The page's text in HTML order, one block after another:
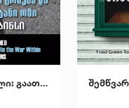
დაუსრულებელი: გაათავისუფლეთ გონება და მოიგეთ შინაგანი ომი